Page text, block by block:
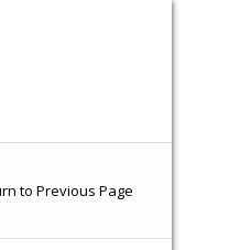
to Previous Page